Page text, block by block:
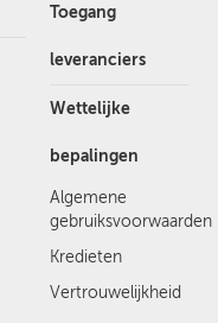
Toegang
leveranciers
Wettelijke
bepalingen
Algemene
gebruiksvoorwaarden
Kredieten
Vertrouwelijkheid